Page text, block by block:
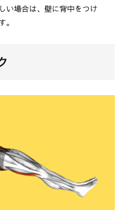
い場合は、壁に背中をつけ
。